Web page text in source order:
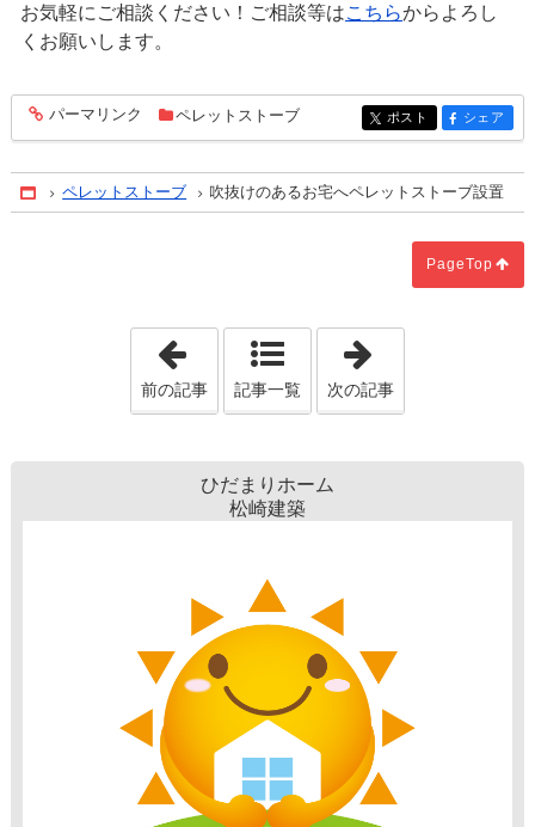
お気軽にご相談ください！ご相談等はこちらからよろし
くお願いします。
entry1667
パーマリンク ペレットストーブ entry1667
ポスト entry1667
シェア
Home
ペレットストーブ 吹抜けのあるお宅へペレットストーブ設置
PageTop
「ペレットストーブ取付しました。」
前の記事 記事一覧 次の記事
ひだまりホーム
松崎建築